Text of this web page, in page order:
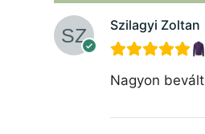
Szilagyi Zoltan
Nagyon